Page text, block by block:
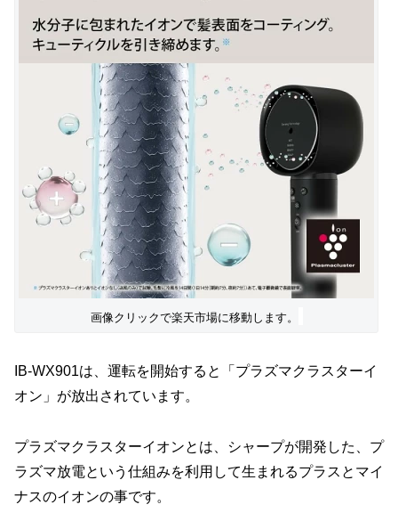
画像クリックで楽天市場に移動します。
IB-WX901は、運転を開始すると「プラズマクラスターイ
オン」が放出されています。
プラズマクラスターイオンとは、シャープが開発した、プ
ラズマ放電という仕組みを利用して生まれるプラスとマイ
ナスのイオンの事です。